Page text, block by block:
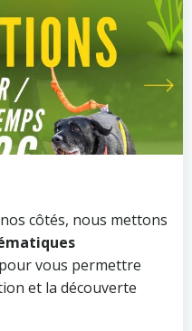
côtés, nous mettons
vous permettre
et la découverte